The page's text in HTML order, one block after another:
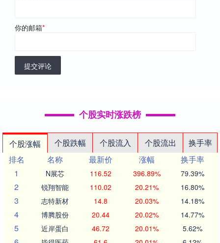
你的邮箱*
提交评论
个股实时涨跌榜
个股涨幅 个股跌幅 个股流入 个股流出
换手率
排名
名称 最新价 涨幅
换手率
1
N展芯 116.52 396.89% 79.39%
2 锐翔智能 110.02 20.21% 16.80%
3 志特新材 14.8 20.03% 14.18%
4 博腾股份 20.44 20.02% 14.77%
5 近岸蛋白 46.72 20.01% 5.62%